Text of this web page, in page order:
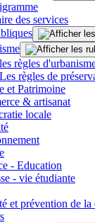
des services
les règles
Les règles de
et Patrimoine
& artisanat
locale
- Education
- vie étudiante
et prévention de la